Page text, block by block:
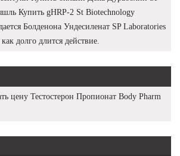
Купить gHRP-2 St Biotechnology
Болденона Ундесиленат SP Laboratories
долго длится действие.
цену Тестостерон Пропионат Body Pharm